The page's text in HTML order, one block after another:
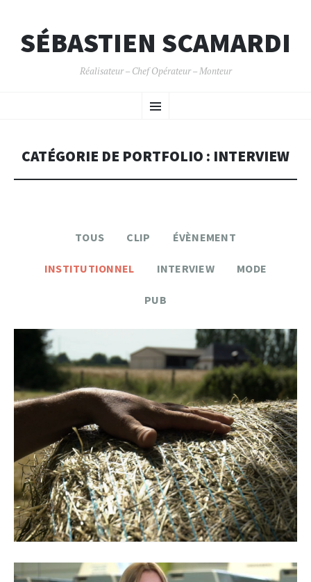
SÉBASTIEN SCAMARDI
Réalisateur – Chef Opérateur – Monteur
Menu
AU
CATÉGORIE DE PORTFOLIO : INTERVIEW
TOUS CLIP ÉVÈNEMENT
INSTITUTIONNEL INTERVIEW MODE
PUB